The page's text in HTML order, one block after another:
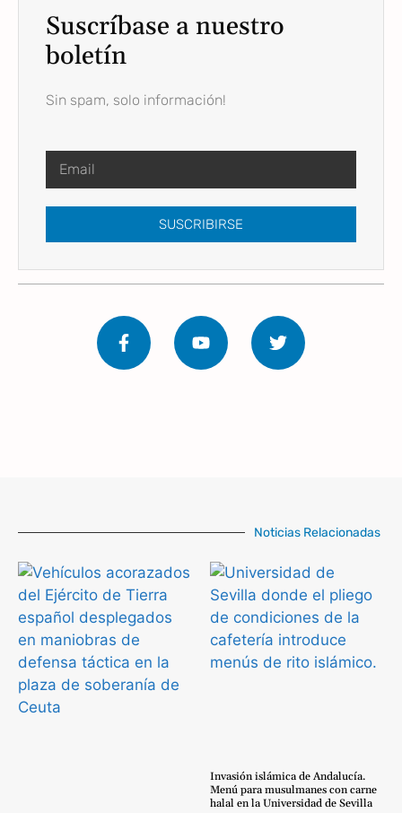
Suscríbase a nuestro
boletín
Sin spam, solo información!
SUSCRIBIRSE
Noticias Relacionadas
Invasión islámica de Andalucía.
Menú para musulmanes con carne
halal en la Universidad de Sevilla